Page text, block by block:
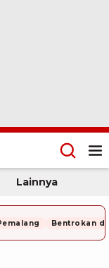
Lainnya
Bentrokan di